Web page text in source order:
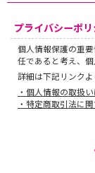
プライバシーポ
個人情報保護の重
任であると考え、
詳細は下記リンクよ
・個人情報の取扱
・特定商取引法に